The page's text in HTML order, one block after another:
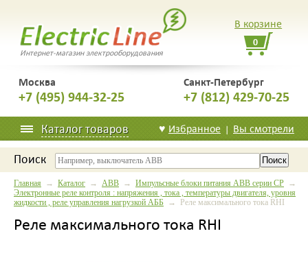
Интернет-магазин электрооборудования
Москва
+7 (495) 944-32-25
Санкт-Петербург
+7 (812) 429-70-25
В корзине
0
Каталог товаров ♥ Избранное | Вы смотрели
Поиск
Главная → Каталог → ABB → Импульсные блоки питания ABB серии CP →
Электронные реле контроля : напряжения , тока , температуры двигателя, уровня
жидкости , реле управления нагрузкой АББ → Реле максимального тока RHI
Реле максимального тока RHI